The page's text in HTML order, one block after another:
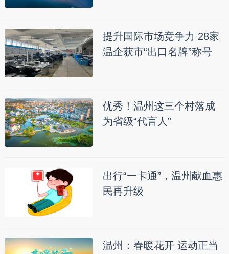
提升国际市场竞争力 28家
温企获市“出口名牌”称号
优秀！温州这三个村落成
为省级“代言人”
出行“一卡通”，温州献血惠
民再升级
温州：春暖花开 运动正当